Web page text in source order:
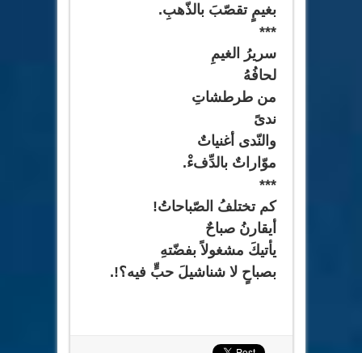
بغيمٍ تقصّبَ بالذّهبِ.
***
سريرُ الغيمِ
لحافُهُ
من طرطشاتِ
ندىً
والنّدى أغنياتٌ
موّاراتٌ بالدِّفءْ.
***
كم تختلفُ الصّباحاتُ!
أيقارنُ صباحٌ
يأتيكَ مشغولاً بفضّتهِ
بصباحٍ لا شناشيلَ حبٍّ فيه؟!.